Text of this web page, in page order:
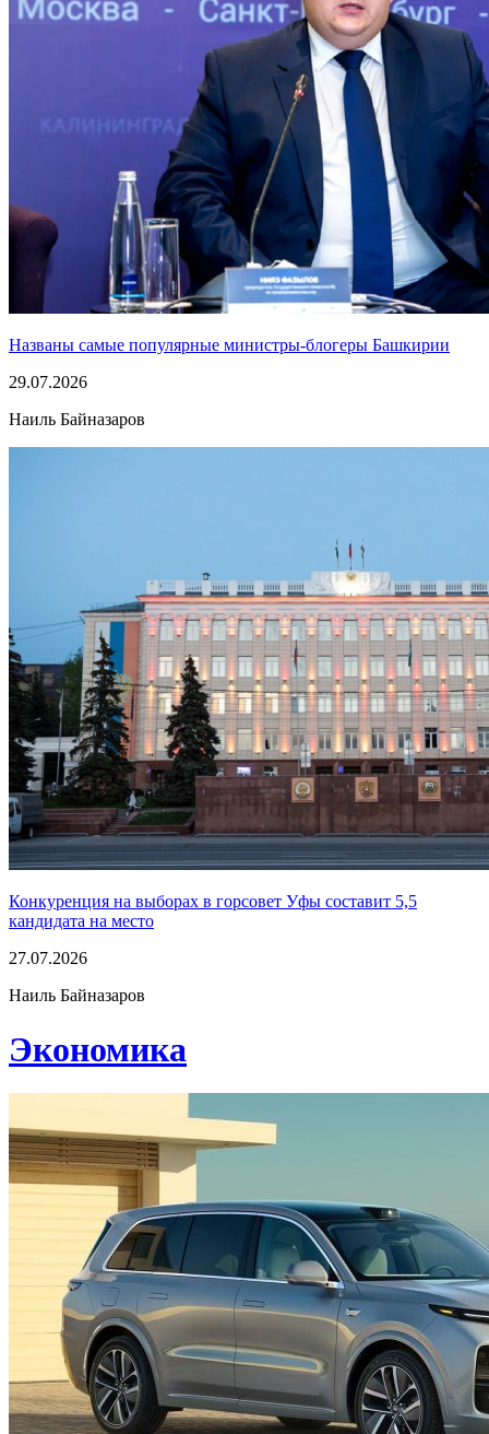
Названы самые популярные министры-блогеры Башкирии
29.07.2026
Наиль Байназаров
Конкуренция на выборах в горсовет Уфы составит 5,5
кандидата на место
27.07.2026
Наиль Байназаров
Экономика